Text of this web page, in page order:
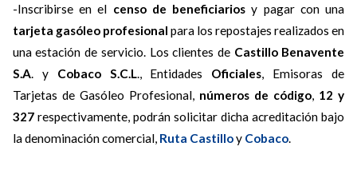
-Inscribirse en el censo de beneficiarios y pagar con una
tarjeta gasóleo profesional para los repostajes realizados en
una estación de servicio. Los clientes deCastillo Benavente
S.A. y Cobaco S.C.L., Entidades Oficiales, Emisoras de
Tarjetas de Gasóleo Profesional, números de código, 12 y
327respectivamente, podrán solicitar dicha acreditación bajo
la denominación comercial, Ruta Castilloy Cobaco.